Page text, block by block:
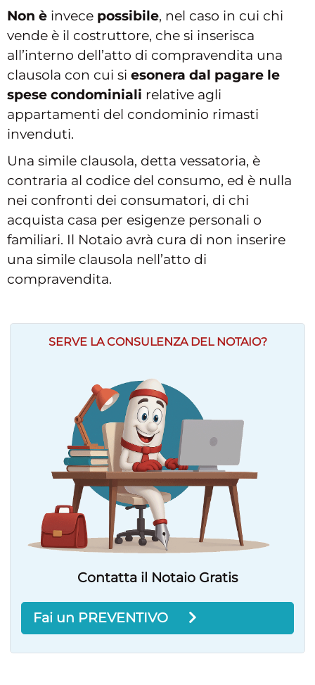
Non è invece possibile, nel caso in cui chi
vende è il costruttore, che si inserisca
all’interno dell’atto di compravendita una
clausola con cui si esonera dal pagare le
spese condominiali relative agli
appartamenti del condominio rimasti
invenduti.
Una simile clausola, detta vessatoria, è
contraria al codice del consumo, ed è nulla
nei confronti dei consumatori, di chi
acquista casa per esigenze personali o
familiari. Il Notaio avrà cura di non inserire
una simile clausola nell’atto di
compravendita.
SERVE LA CONSULENZA DEL NOTAIO?
Contatta il Notaio Gratis
Fai un PREVENTIVO